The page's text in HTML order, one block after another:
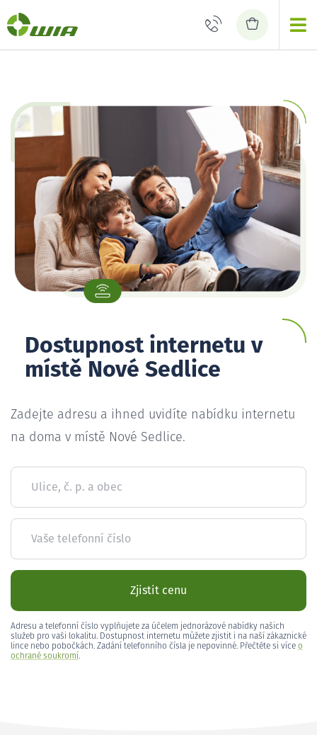
Dostupnost internetu v
místě Nové Sedlice
Zadejte adresu a ihned uvidíte nabídku internetu
na doma v místě Nové Sedlice.
Ulice, č. p. a obec
Vaše telefonní číslo
Zjistit cenu
Adresu a telefonní číslo vyplňujete za účelem jednorázové nabídky našich
služeb pro vaši lokalitu. Dostupnost internetu můžete zjistit i na naší zákaznické
lince nebo pobočkách. Zadání telefonního čísla je nepovinné. Přečtěte si více o
ochraně soukromí.